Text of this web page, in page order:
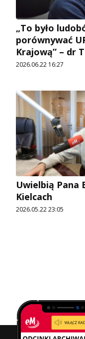
„To było
porównywać
Krajową” – dr
2026.06.22 16:27
Uwielbią Pana
Kielcach
2026.05.22 23:05